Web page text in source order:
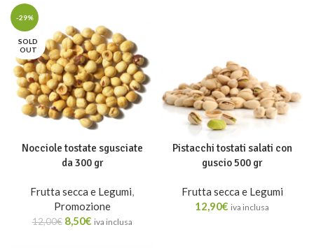
-29%
SOLD
OUT
Nocciole tostate sgusciate
da 300 gr
Frutta secca e Legumi,
Promozione
12,00€ 8,50€ iva inclusa
Pistacchi tostati salati con
guscio 500 gr
Frutta secca e Legumi
12,90€ iva inclusa